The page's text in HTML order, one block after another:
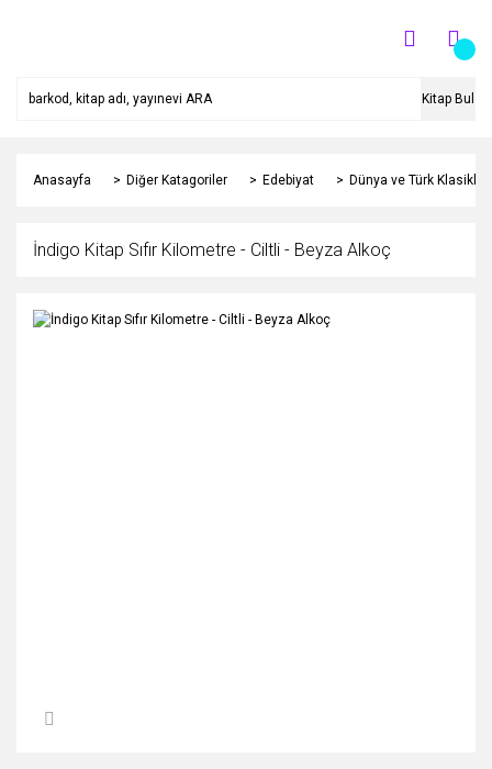
Kitap Bul
Anasayfa Diğer Katagoriler Edebiyat Dünya ve Türk Klasikleri
İndigo Kitap Sıfır Kilometre - Ciltli - Beyza Alkoç